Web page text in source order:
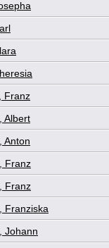
Franz
Albert
Anton
Franz
Franz
Franziska
Johann